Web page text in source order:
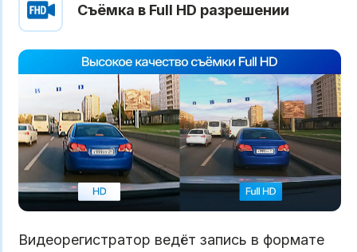
Съёмка в Full HD разрешении
Видеорегистратор ведёт запись в формате